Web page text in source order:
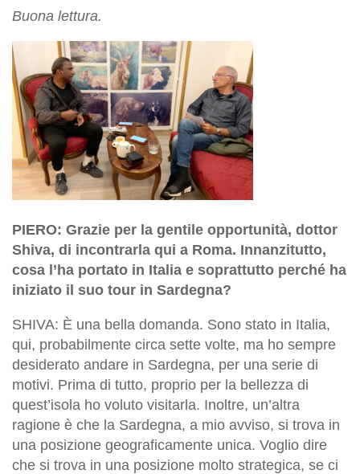
Buona lettura.
PIERO: Grazie per la gentile opportunità, dottor
Shiva, di incontrarla qui a Roma. Innanzitutto,
cosa l’ha portato in Italia e soprattutto perché ha
iniziato il suo tour in Sardegna?
SHIVA: È una bella domanda. Sono stato in Italia,
qui, probabilmente circa sette volte, ma ho sempre
desiderato andare in Sardegna, per una serie di
motivi. Prima di tutto, proprio per la bellezza di
quest’isola ho voluto visitarla. Inoltre, un’altra
ragione è che la Sardegna, a mio avviso, si trova in
una posizione geograficamente unica. Voglio dire
che si trova in una posizione molto strategica, se ci